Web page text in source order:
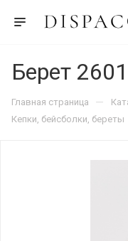
Берет
Главная страница —
Кепки, бейсболки, береты